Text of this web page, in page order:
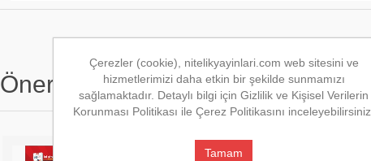
Önerilen Kitaplar
Çerezler (cookie), nitelikyayinlari.com web sitesini ve
hizmetlerimizi daha etkin bir şekilde sunmamızı
sağlamaktadır. Detaylı bilgi için Gizlilik ve Kişisel Verilerin
Korunması Politikası ile Çerez Politikasını inceleyebilirsiniz.
Tamam